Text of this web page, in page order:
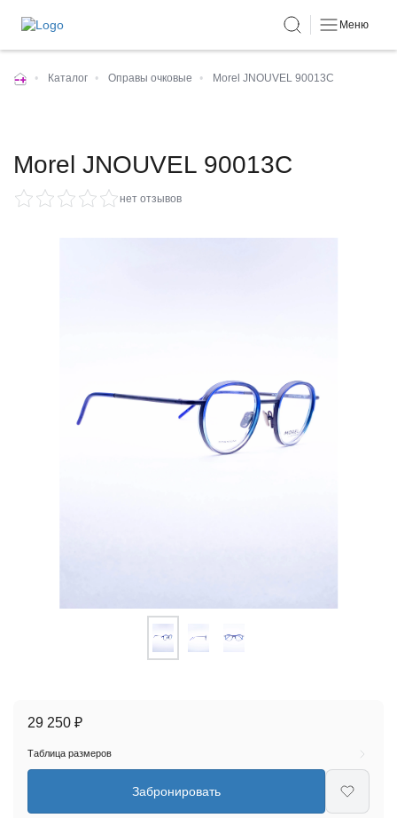
Меню
• Каталог • Оправы очковые • Morel JNOUVEL 90013C
Morel JNOUVEL 90013C
нет отзывов
29 250 ₽
Таблица размеров
Забронировать